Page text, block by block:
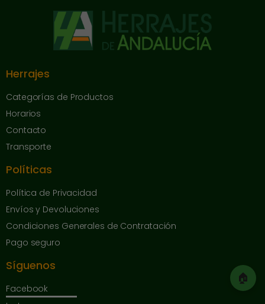
🏠
Herrajes
Categorías de Productos
Horarios
Contacto
Transporte
Políticas
Política de Privacidad
Envíos y Devoluciones
Condiciones Generales de Contratación
Pago seguro
Síguenos
Facebook